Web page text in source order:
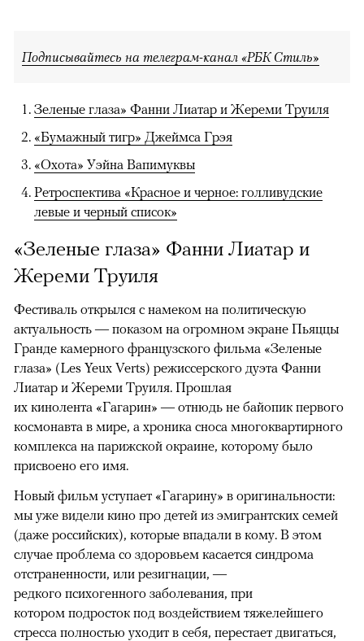
Подписывайтесь на телеграм-канал «РБК Стиль»
Зеленые глаза» Фанни Лиатар и Жереми Труиля
«Бумажный тигр» Джеймса Грэя
«Охота» Уэйна Вапимуквы
Ретроспектива «Красное и черное: голливудские
левые и черный список»
«Зеленые глаза» Фанни Лиатар и
Жереми Труиля
Фестиваль открылся с намеком на политическую
актуальность — показом на огромном экране Пьяццы
Гранде камерного французского фильма «Зеленые
глаза» (Les Yeux Verts) режиссерского дуэта Фанни
Лиатар и Жереми Труиля. Прошлая
их кинолента «Гагарин» — отнюдь не байопик первого
космонавта в мире, а хроника сноса многоквартирного
комплекса на парижской окраине, которому было
присвоено его имя.
Новый фильм уступает «Гагарину» в оригинальности:
мы уже видели кино про детей из эмигрантских семей
(даже российских), которые впадали в кому. В этом
случае проблема со здоровьем касается синдрома
отстраненности, или резигнации, —
редкого психогенного заболевания, при
котором подросток под воздействием тяжелейшего
стресса полностью уходит в себя, перестает двигаться,